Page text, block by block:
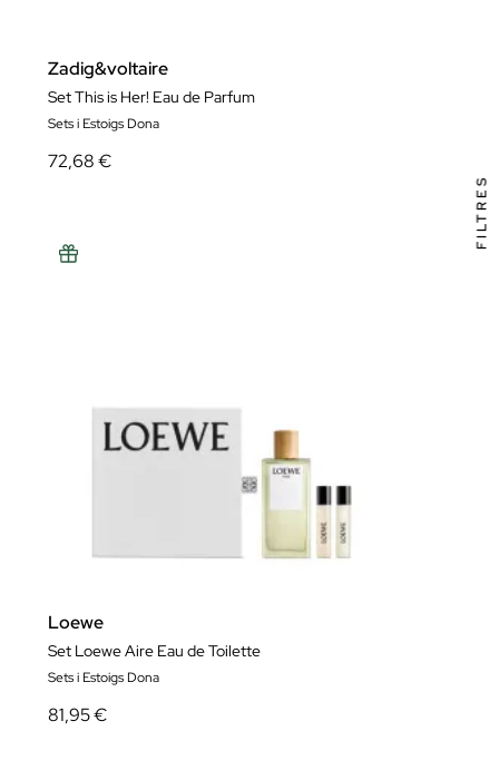
Zadig&voltaire
Set This is Her! Eau de Parfum
Sets i Estoigs Dona
72,68 €
Loewe
Set Loewe Aire Eau de Toilette
Sets i Estoigs Dona
81,95 €
FILTRES